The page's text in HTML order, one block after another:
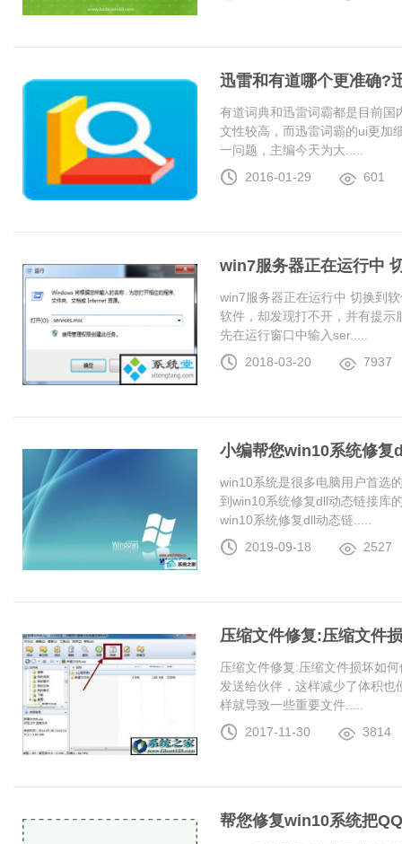
迅雷和有道哪个更准确?
有道词典和迅雷词霸都是目前
文性较高，而迅雷词霸的ui更加
一问题，主编今天为大.....
2016-01-29
601
win7服务器正在运行中
win7服务器正在运行中 切换到
软件，却发现打不开，并有提
先在运行窗口中输入ser.....
2018-03-20
7937
小编帮您win10系统修复
win10系统是很多电脑用户首选
到win10系统修复dll动态链接库
win10系统修复dll动态链.....
2019-09-18
2527
压缩文件修复:压缩文件
压缩文件修复:压缩文件损坏如
发送给伙伴，这样减少了体积
样就导致一些重要文件.....
2017-11-30
3814
帮您修复win10系统把